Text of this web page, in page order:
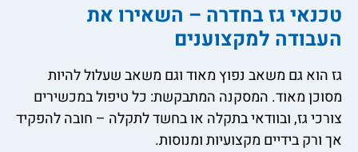
טכנאי גז בחדרה – השאירו את
העבודה למקצוענים
גז הוא גם משאב נפוץ מאוד וגם משאב שעלול להיות
מסוכן מאוד. המסקנה המתבקשת: כל טיפול במכשירים
צורכי גז, ובוודאי בתקלה או בחשד לתקלה – חובה להפקיד
אך ורק בידיים מקצועיות ומנוסות.